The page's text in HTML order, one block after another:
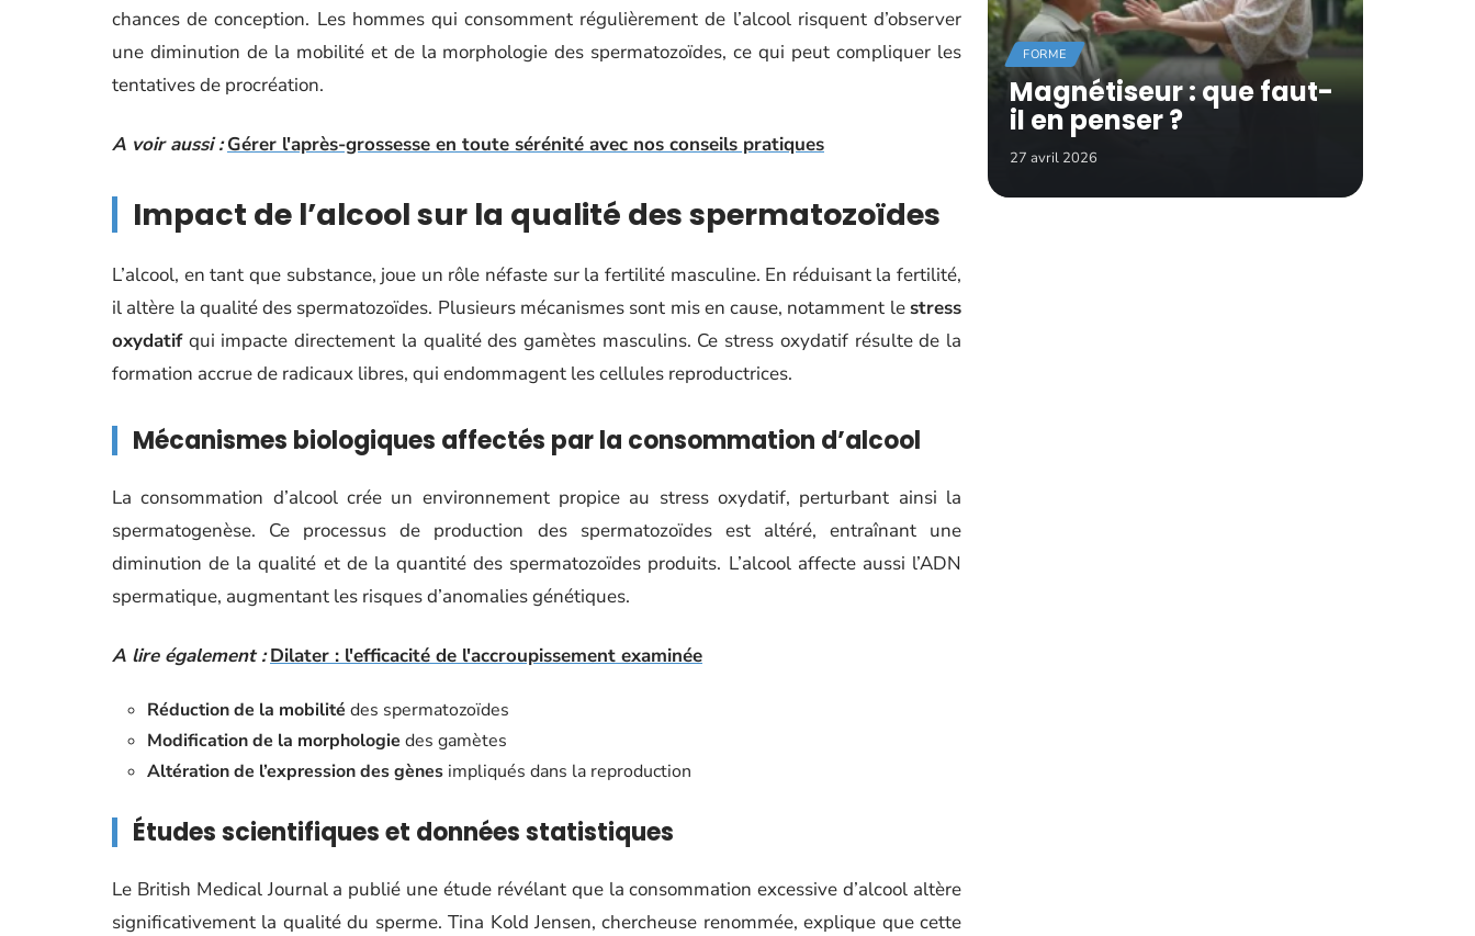
chances de conception. Les hommes qui consomment régulièrement de l’alcool risquent d’observer
une diminution de la mobilité et de la morphologie des spermatozoïdes, ce qui peut compliquer les
tentatives de procréation.
A voir aussi : Gérer l'après-grossesse en toute sérénité avec nos conseils pratiques
Impact de l’alcool sur la qualité des spermatozoïdes
L’alcool, en tant que substance, joue un rôle néfaste sur la fertilité masculine. En réduisant la fertilité,
il altère la qualité des spermatozoïdes. Plusieurs mécanismes sont mis en cause, notamment le stress
oxydatifqui impacte directement la qualité des gamètes masculins. Ce stress oxydatif résulte de la
formation accrue de radicaux libres, qui endommagent les cellules reproductrices.
Mécanismes biologiques affectés par la consommation d’alcool
La consommation d’alcool crée un environnement propice au stress oxydatif, perturbant ainsi la
spermatogenèse. Ce processus de production des spermatozoïdes est altéré, entraînant une
diminution de la qualité et de la quantité des spermatozoïdes produits. L’alcool affecte aussi l’ADN
spermatique, augmentant les risques d’anomalies génétiques.
A lire également : Dilater : l'efficacité de l'accroupissement examinée
Réduction de la mobilité des spermatozoïdes
Modification de la morphologie des gamètes
Altération de l’expression des gènes impliqués dans la reproduction
Études scientifiques et données statistiques
Le British Medical Journal a publié une étude révélant que la consommation excessive d’alcool altère
significativement la qualité du sperme. Tina Kold Jensen, chercheuse renommée, explique que cette
FORME
Magnétiseur : que faut-
il en penser ?
27 avril 2026